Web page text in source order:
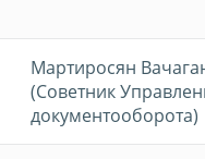
Мартиросян
(Советник
документооборота)